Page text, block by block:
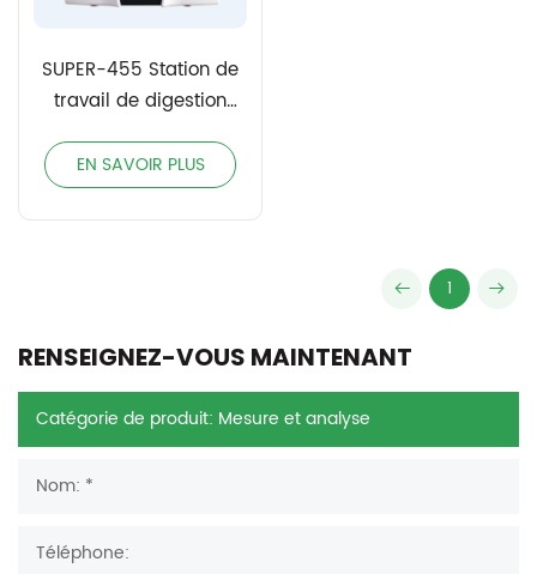
SUPER-455 Station de
travail de digestion
EN SAVOIR PLUS
1
RENSEIGNEZ-VOUS MAINTENANT